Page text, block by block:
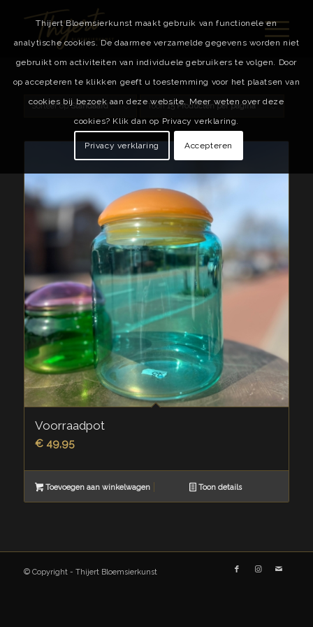
Sorteer opStandaard Toon15 Producten per pagina
Voorraadpot
€49,95
Toevoegen aan winkelwagen Toon details
© Copyright - Thijert Bloemsierkunst
Thijert Bloemsierkunst maakt gebruik van functionele en
analytische cookies. De daarmee verzamelde gegevens worden niet
gebruikt om activiteiten van individuele gebruikers te volgen. Door
op accepteren te klikken geeft u toestemming voor het plaatsen van
cookies bij bezoek aan deze website. Meer weten over deze
cookies? Klik dan op Privacy verklaring.
Privacy verklaring Accepteren